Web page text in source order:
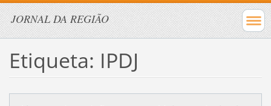
JORNAL DA REGIÃO
Etiqueta: IPDJ